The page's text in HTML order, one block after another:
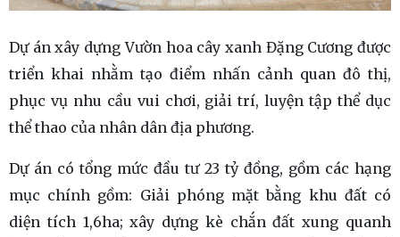
Dự án xây dựng Vườn hoa cây xanh Đặng Cương được
triển khai nhằm tạo điểm nhấn cảnh quan đô thị,
phục vụ nhu cầu vui chơi, giải trí, luyện tập thể dục
thể thao của nhân dân địa phương.
Dự án có tổng mức đầu tư 23 tỷ đồng, gồm các hạng
mục chính gồm: Giải phóng mặt bằng khu đất có
diện tích 1,6ha; xây dựng kè chắn đất xung quanh